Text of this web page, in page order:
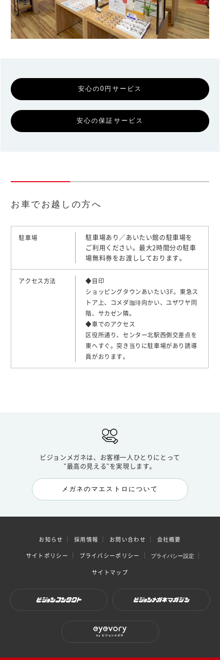
安心の0円サービス
安心の保証サービス
お車でお越しの方へ
駐車場
駐車場あり／あいたい館の駐車場を
ご利用ください。最大2時間分の駐車
場無料券をお渡ししております。
アクセス方法
◆目印
ショッピングタウンあいたい3F。東急ス
トア上、コメダ珈琲向かい、ユザワヤ同
階、サカゼン隣。
◆車でのアクセス
区役所通り、センター北駅西側交差点を
東へすぐ。突き当りに駐車場があり誘導
員がおります。
ビジョンメガネは、お客様一人ひとりにとって
"最高の見える"を実現します。
メガネのマエストロについて
お知らせ 採用情報 お問い合わせ 会社概要
サイトポリシー プライバシーポリシー プライバシー設定
サイトマップ